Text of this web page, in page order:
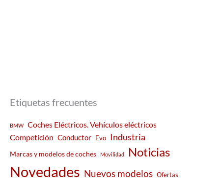
Etiquetas frecuentes
BMW
Coches Eléctricos. Vehículos eléctricos
Competición Conductor Evo Industria
Marcas y modelos de coches Movilidad Noticias
Novedades Nuevos modelos Ofertas